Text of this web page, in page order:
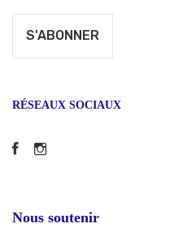
RÉSEAUX SOCIAUX
Facebook
Instagram
Nous soutenir